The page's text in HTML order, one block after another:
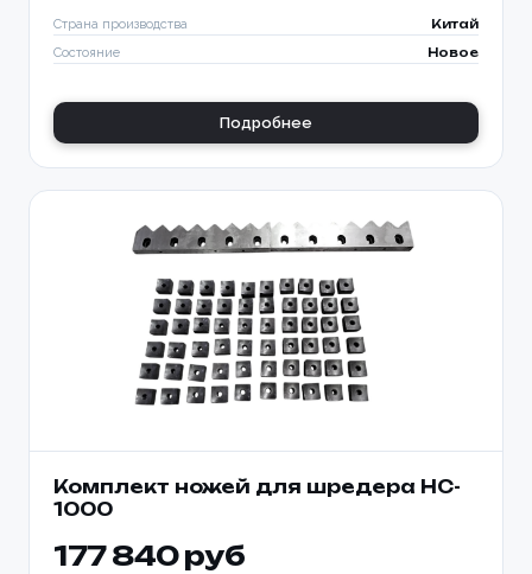
Страна производства Китай
Состояние Новое
Подробнее
Комплект ножей для шредера HC-
1000
177 840 руб